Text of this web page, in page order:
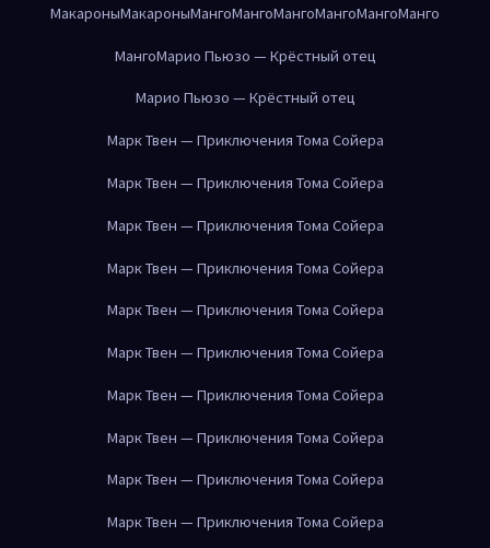
МакароныМакароныМангоМангоМангоМангоМангоМанго
МангоМарио Пьюзо — Крёстный отец
Марио Пьюзо — Крёстный отец
Марк Твен — Приключения Тома Сойера
Марк Твен — Приключения Тома Сойера
Марк Твен — Приключения Тома Сойера
Марк Твен — Приключения Тома Сойера
Марк Твен — Приключения Тома Сойера
Марк Твен — Приключения Тома Сойера
Марк Твен — Приключения Тома Сойера
Марк Твен — Приключения Тома Сойера
Марк Твен — Приключения Тома Сойера
Марк Твен — Приключения Тома Сойера